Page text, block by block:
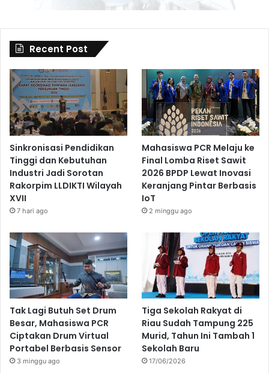
Recent Post
Sinkronisasi Pendidikan
Tinggi dan Kebutuhan
Industri Jadi Sorotan
Rakorpim LLDIKTI Wilayah
XVII
7 hari ago
Mahasiswa PCR Melaju ke
Final Lomba Riset Sawit
2026 BPDP Lewat Inovasi
Keranjang Pintar Berbasis
IoT
2 minggu ago
Tak Lagi Butuh Set Drum
Besar, Mahasiswa PCR
Ciptakan Drum Virtual
Portabel Berbasis Sensor
3 minggu ago
Tiga Sekolah Rakyat di
Riau Sudah Tampung 225
Murid, Tahun Ini Tambah 1
Sekolah Baru
17/06/2026